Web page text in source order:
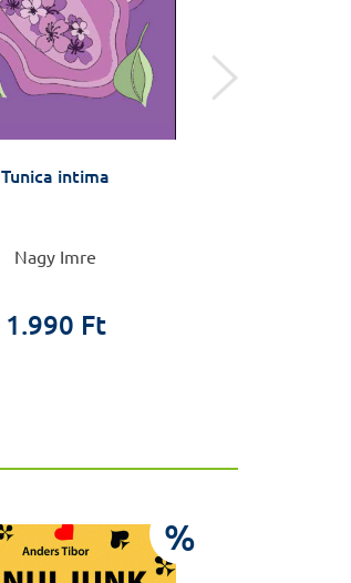
Tunica intima
Nagy Imre
1.990 Ft
%